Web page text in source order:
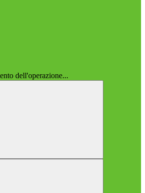
dell'operazione...